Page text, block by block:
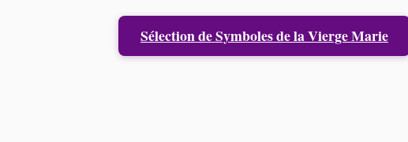
Sélection de Symboles de la Vierge Marie